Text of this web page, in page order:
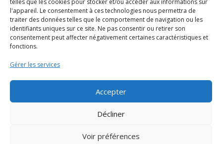
telles que les cookies pour stocker et/ou accéder aux informations sur
l'appareil. Le consentement à ces technologies nous permettra de
traiter des données telles que le comportement de navigation ou les
identifiants uniques sur ce site. Ne pas consentir ou retirer son
consentement peut affecter négativement certaines caractéristiques et
fonctions.
Gérer les services
Accepter
Décliner
Voir préférences
Adresse :785 Strada d’Afà – Merria 20167 Afa
© 2023 Mairie d’Afa – Réalisation